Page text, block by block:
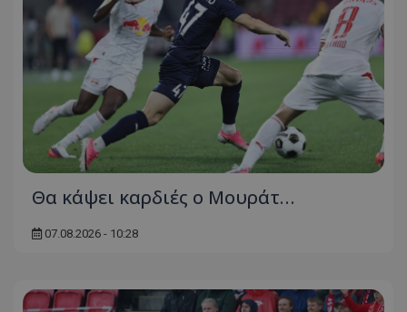
Θα κάψει καρδιές ο Μουράτ…
07.08.2026 - 10:28